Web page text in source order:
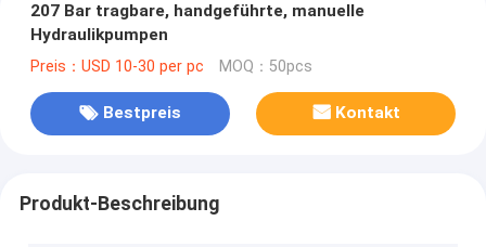
207 Bar tragbare, handgeführte, manuelle
Hydraulikpumpen
Preis：USD 10-30 per pc MOQ：50pcs
Bestpreis Kontakt
Produkt-Beschreibung